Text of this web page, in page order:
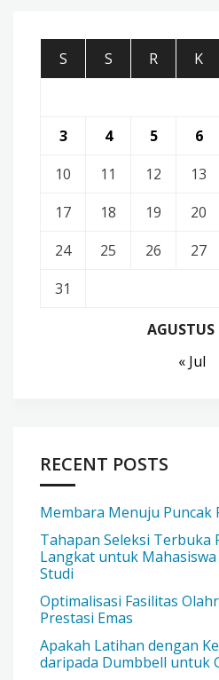
AGUSTUS
S S R K
3
4 5 6
10
11 12 13
17
18 19 20
24
25 26 27
31
« Jul
RECENT POSTS
Membara Menuju Puncak
Tahapan Seleksi Terbuka
Langkat untuk
Studi
Optimalisasi Fasilitas
Prestasi Emas
Apakah Latihan dengan
daripada Dumbbell untuk